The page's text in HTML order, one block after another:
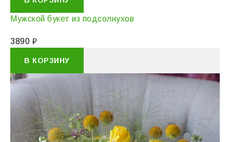
Мужской букет из подсолнухов
3890 ₽
В КОРЗИНУ